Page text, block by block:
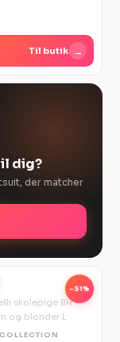
Til butik →
dig?
der matcher
-31%